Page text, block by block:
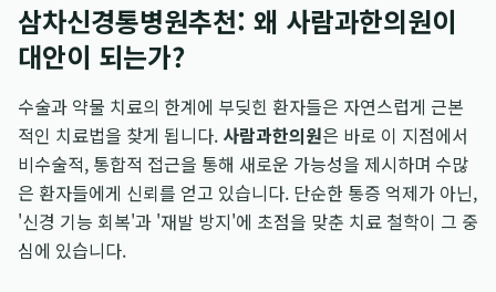
삼차신경통병원추천: 왜 사람과한의원이
대안이 되는가?
수술과 약물 치료의 한계에 부딪힌 환자들은 자연스럽게 근본
적인 치료법을 찾게 됩니다. 사람과한의원은 바로 이 지점에서
비수술적, 통합적 접근을 통해 새로운 가능성을 제시하며 수많
은 환자들에게 신뢰를 얻고 있습니다. 단순한 통증 억제가 아닌,
'신경 기능 회복'과 '재발 방지'에 초점을 맞춘 치료 철학이 그 중
심에 있습니다.